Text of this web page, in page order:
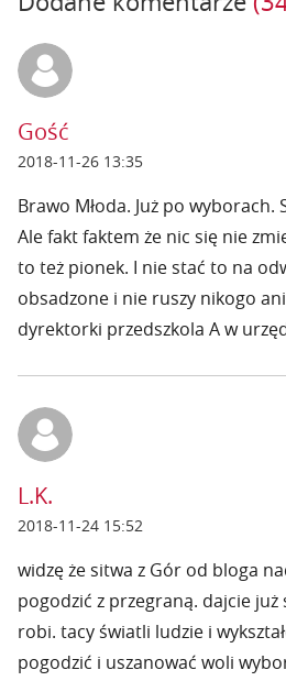
Gość
2018-11-26 13:35
Brawo Młoda. Już po wyborach.
Ale fakt faktem że nic się nie
to też pionek. I nie stać to na
obsadzone i nie ruszy nikogo
dyrektorki przedszkola A w
L.K.
2018-11-24 15:52
widzę że sitwa z Gór od bloga
pogodzić z przegraną. dajcie
robi. tacy światli ludzie i
pogodzić i uszanować woli